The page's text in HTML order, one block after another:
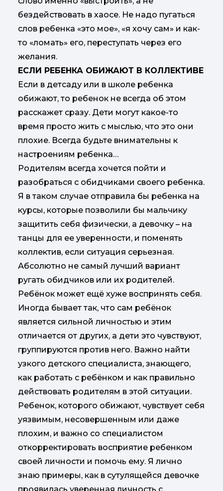
бездействовать в хаосе. Не надо пугаться
слов ребенка «это мое», «я хочу сам» и как-
то «ломать» его, переступать через его
желания.
ЕСЛИ РЕБЕНКА ОБИЖАЮТ В КОЛЛЕКТИВЕ
Если в детсаду или в школе ребенка
обижают, то ребенок не всегда об этом
расскажет сразу. Дети могут какое-то
время просто жить с мыслью, что это они
плохие. Всегда будьте внимательны к
настроениям ребенка…
Родителям всегда хочется пойти и
разобраться с обидчиками своего ребенка.
Я в таком случае отправила бы ребенка на
курсы, которые позволили бы мальчику
защитить себя физически, а девочку – на
танцы для ее уверенности, и поменять
коллектив, если ситуация серьезная.
Абсолютно не самый лучший вариант
ругать обидчиков или их родителей.
Ребёнок может ещё хуже воспринять себя.
Иногда бывает так, что сам ребёнок
является сильной личностью и этим
отличается от других, а дети это чувствуют,
группируются против него. Важно найти
узкого детского специалиста, знающего,
как работать с ребёнком и как правильно
действовать родителям в этой ситуации.
Ребенок, которого обижают, чувствует себя
уязвимым, несовершенным или даже
плохим, и важно со специалистом
откорректировать восприятие ребенком
своей личности и помочь ему. Я лично
знаю примеры, как в сутулящейся девочке